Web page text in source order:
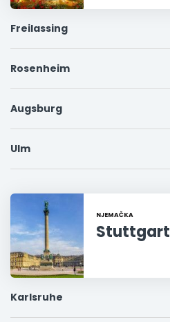
Freilassing
Rosenheim
Augsburg
Ulm
NJEMAČKA
Stuttgart
Karlsruhe